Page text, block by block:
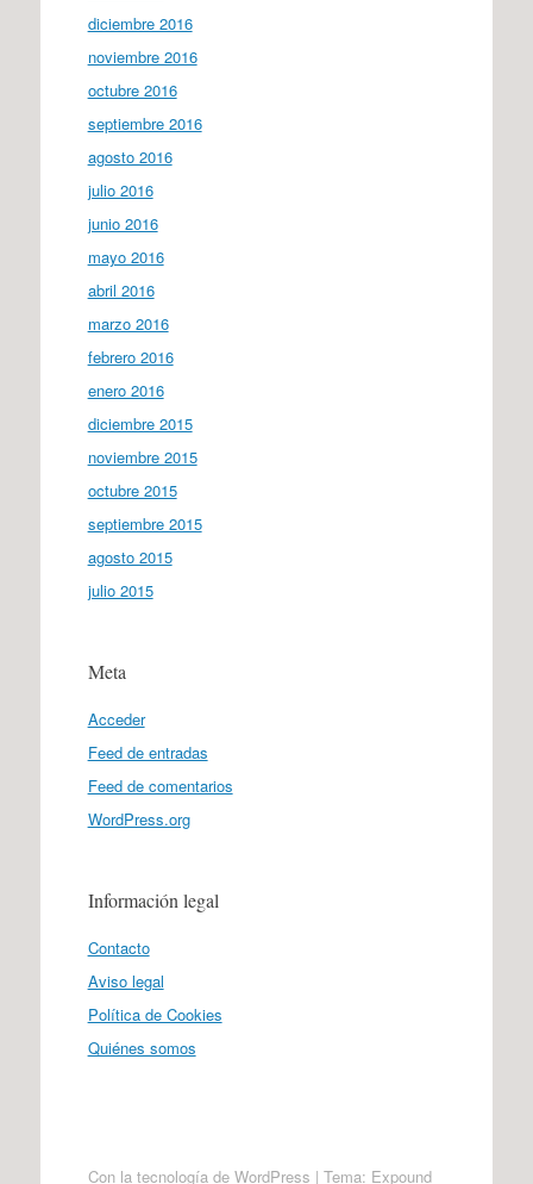
diciembre 2016
noviembre 2016
octubre 2016
septiembre 2016
agosto 2016
julio 2016
junio 2016
mayo 2016
abril 2016
marzo 2016
febrero 2016
enero 2016
diciembre 2015
noviembre 2015
octubre 2015
septiembre 2015
agosto 2015
julio 2015
Meta
Acceder
Feed de entradas
Feed de comentarios
WordPress.org
Información legal
Contacto
Aviso legal
Política de Cookies
Quiénes somos
Con la tecnología de WordPress | Tema: Expound